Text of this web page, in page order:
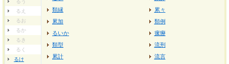
るう
るえ
るお
るか
るき
るく
るけ
類縁
累加
るいか
類型
累計
累々
類例
瘰癧
流刑
流言